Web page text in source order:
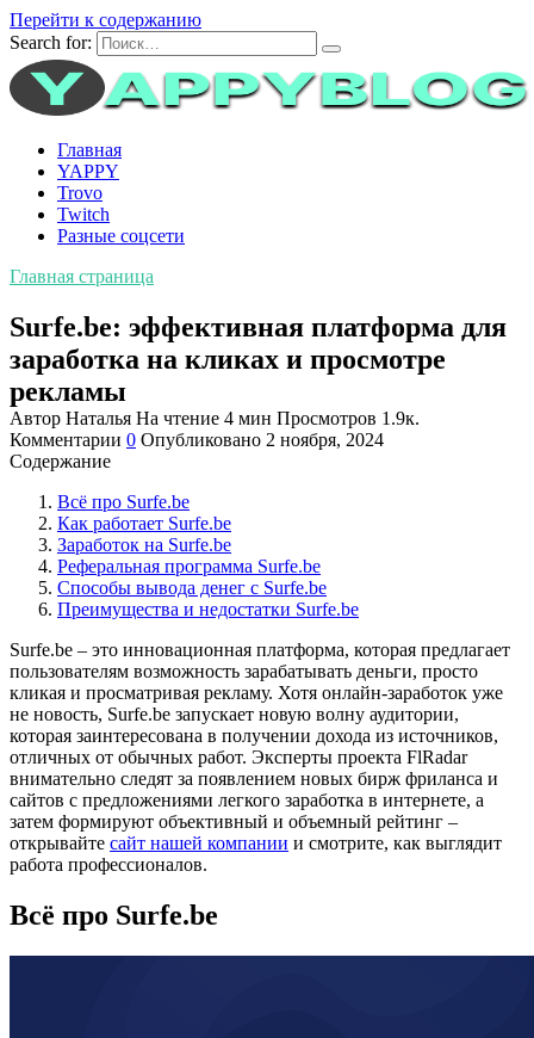
Перейти к содержанию
Search for:
Главная
YAPPY
Trovo
Twitch
Разные соцсети
Главная страница
Surfe.be: эффективная платформа для
заработка на кликах и просмотре
рекламы
Автор Наталья На чтение 4 мин Просмотров 1.9к.
Комментарии 0 Опубликовано 2 ноября, 2024
Содержание
Всё про Surfe.be
Как работает Surfe.be
Заработок на Surfe.be
Реферальная программа Surfe.be
Способы вывода денег с Surfe.be
Преимущества и недостатки Surfe.be
Surfe.be – это инновационная платформа, которая предлагает
пользователям возможность зарабатывать деньги, просто
кликая и просматривая рекламу. Хотя онлайн-заработок уже
не новость, Surfe.be запускает новую волну аудитории,
которая заинтересована в получении дохода из источников,
отличных от обычных работ. Эксперты проекта FlRadar
внимательно следят за появлением новых бирж фриланса и
сайтов с предложениями легкого заработка в интернете, а
затем формируют объективный и объемный рейтинг –
открывайте сайт нашей компании и смотрите, как выглядит
работа профессионалов.
Всё про Surfe.be